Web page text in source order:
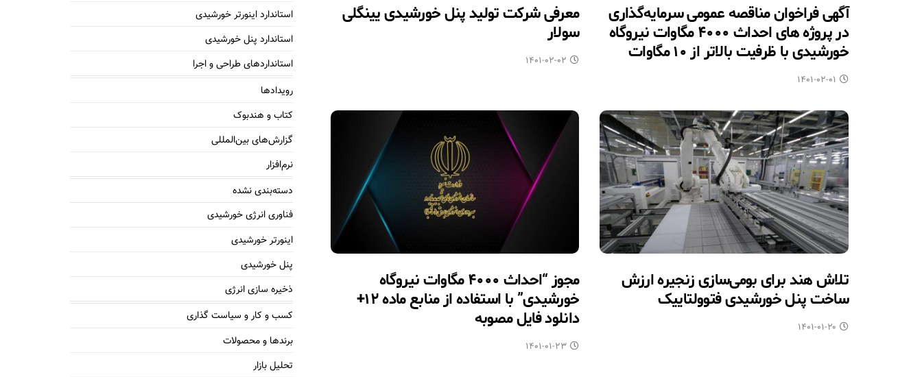
معرفی شرکت تولید پنل خورشیدی یینگلی
سولار
۱۴۰۱-۰۲-۰۲
آگهی فراخوان مناقصه عمومی سرمایه‌گذاری
در پروژه های احداث ۴۰۰۰ مگاوات نیروگاه
خورشیدی با ظرفیت بالاتر از ۱۰ مگاوات
۱۴۰۱-۰۲-۰۱
مجوز “احداث ۴۰۰۰ مگاوات نیروگاه
خورشیدی” با استفاده از منابع ماده ۱۲+
دانلود فایل مصوبه
۱۴۰۱-۰۱-۲۳
تلاش هند برای بومی‌سازی زنجیره ارزش
ساخت پنل خورشیدی فتوولتاییک
۱۴۰۱-۰۱-۲۰
استاندارد اینورتر خورشیدی
استاندارد پنل خورشیدی
استانداردهای طراحی و اجرا
رویدادها
کتاب و هندبوک
گزارش‌های بین‌المللی
نرم‌افزار
دسته‌بندی نشده
فناوری انرژی خورشیدی
اینورتر خورشیدی
پنل خورشیدی
ذخیره سازی انرژی
کسب و کار و سیاست گذاری
برندها و محصولات
تحلیل بازار